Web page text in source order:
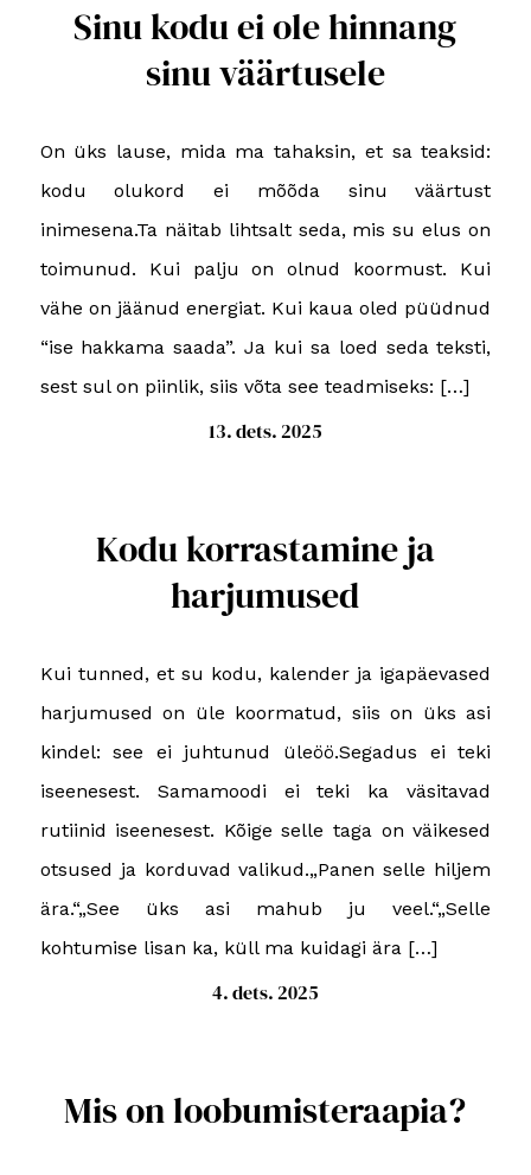
Sinu kodu ei ole hinnang
sinu väärtusele
On üks lause, mida ma tahaksin, et sa teaksid:
kodu olukord ei mõõda sinu väärtust
inimesena.Ta näitab lihtsalt seda, mis su elus on
toimunud. Kui palju on olnud koormust. Kui
vähe on jäänud energiat. Kui kaua oled püüdnud
“ise hakkama saada”. Ja kui sa loed seda teksti,
sest sul on piinlik, siis võta see teadmiseks: […]
13. dets. 2025
Kodu korrastamine ja
harjumused
Kui tunned, et su kodu, kalender ja igapäevased
harjumused on üle koormatud, siis on üks asi
kindel: see ei juhtunud üleöö.Segadus ei teki
iseenesest. Samamoodi ei teki ka väsitavad
rutiinid iseenesest. Kõige selle taga on väikesed
otsused ja korduvad valikud.„Panen selle hiljem
ära.“„See üks asi mahub ju veel.“„Selle
kohtumise lisan ka, küll ma kuidagi ära […]
4. dets. 2025
Mis on loobumisteraapia?